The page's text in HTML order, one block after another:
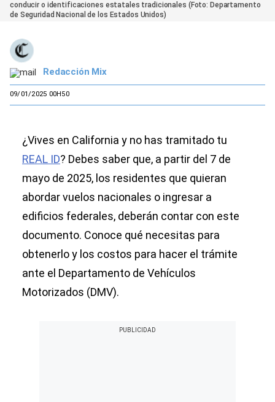
conducir o identificaciones estatales tradicionales (Foto: Departamento
de Seguridad Nacional de los Estados Unidos)
Redacción Mix
09/01/2025 00H50
¿Vives en California y no has tramitado tu
REAL ID? Debes saber que, a partir del 7 de
mayo de 2025, los residentes que quieran
abordar vuelos nacionales o ingresar a
edificios federales, deberán contar con este
documento. Conoce qué necesitas para
obtenerlo y los costos para hacer el trámite
ante el Departamento de Vehículos
Motorizados (DMV).